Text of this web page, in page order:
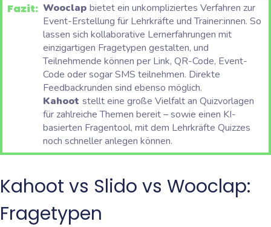
Fazit: Wooclap bietet ein unkompliziertes Verfahren zur
Event-Erstellung für Lehrkräfte und Trainer:innen. So
lassen sich kollaborative Lernerfahrungen mit
einzigartigen Fragetypen gestalten, und
Teilnehmende können per Link, QR-Code, Event-
Code oder sogar SMS teilnehmen. Direkte
Feedbackrunden sind ebenso möglich.
Kahoot stellt eine große Vielfalt an Quizvorlagen
für zahlreiche Themen bereit – sowie einen KI-
basierten Fragentool, mit dem Lehrkräfte Quizzes
noch schneller anlegen können.
Kahoot vs Slido vs Wooclap:
Fragetypen